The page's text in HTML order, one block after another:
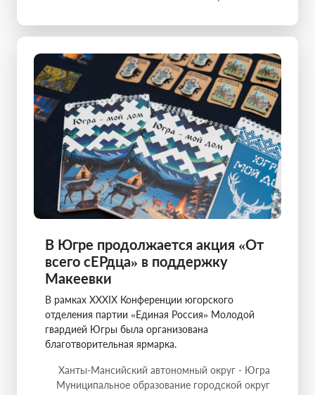
В Югре продолжается акция «От
всего сЕРдца» в поддержку
Макеевки
В рамках XXXIX Конференции югорского
отделения партии «Единая Россия» Молодой
гвардией Югры была организована
благотворительная ярмарка.
Ханты-Мансийский автономный округ - Югра
Муниципальное образование городской округ